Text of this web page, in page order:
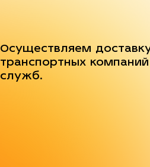
Осуществляем
транспортных
служб.